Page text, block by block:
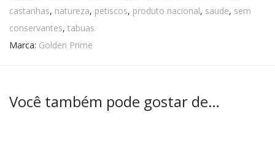
castanhas, natureza, petiscos, produto nacional, saude, sem
conservantes, tabuas
Marca: Golden Prime
Você também pode gostar de…